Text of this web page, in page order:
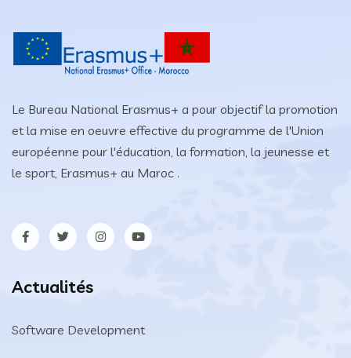
Le Bureau National Erasmus+ a pour objectif la promotion
et la mise en oeuvre effective du programme de l'Union
européenne pour l'éducation, la formation, la jeunesse et
le sport, Erasmus+ au Maroc .
Actualités
Software Development